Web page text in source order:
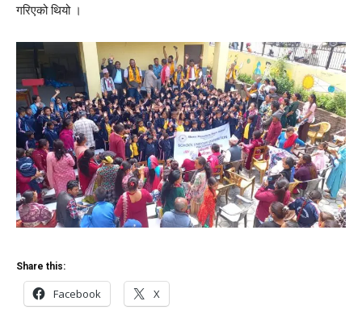
गरिएको थियो ।
Share this:
Facebook X